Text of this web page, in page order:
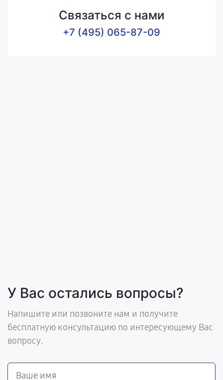
Связаться с нами
+7 (495) 065-87-09
У Вас остались вопросы?
Напишите или позвоните нам и получите
бесплатную консультацию по интересующему Вас
вопросу.